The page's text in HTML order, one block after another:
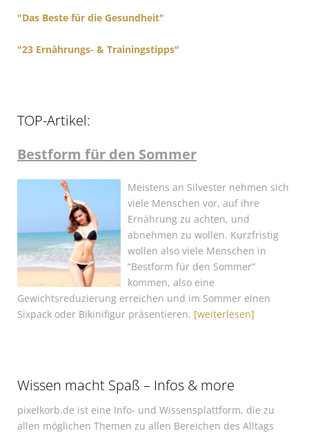
"Das Beste für die Gesundheit"
"23 Ernährungs- & Trainingstipps"
TOP-Artikel:
Bestform für den Sommer
Meistens an Silvester nehmen sich
viele Menschen vor, auf ihre
Ernährung zu achten, und
abnehmen zu wollen. Kurzfristig
wollen also viele Menschen in
“Bestform für den Sommer”
kommen, also eine
Gewichtsreduzierung erreichen und im Sommer einen
Sixpack oder Bikinifigur präsentieren. [weiterlesen]
Wissen macht Spaß – Infos & more
pixelkorb.de ist eine Info- und Wissensplattform, die zu
allen möglichen Themen zu allen Bereichen des Alltags